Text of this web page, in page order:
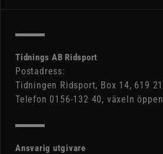
Tidnings AB Ridsport
Postadress:
Tidningen Ridsport, Box 14, 619
Telefon 0156-132 40, växeln
Ansvarig utgivare